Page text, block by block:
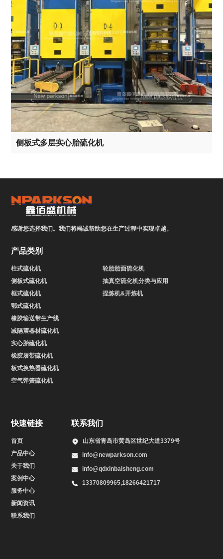
侧板式多层实心胎硫化机
感谢您选择我们。我们将竭诚帮助您在生产过程中实现卓越。
产品类别
柱式硫化机
侧板式硫化机
框式硫化机
鄂式硫化机
橡胶输送带生产线
减隔震器材硫化机
实心胎硫化机
橡胶履带硫化机
板式换热器硫化机
空气弹簧硫化机
轮胎胎面硫化机
抽真空硫化机分类与应用
捏炼机&开炼机
快速链接
首页
产品中心
关于我们
案例中心
服务中心
新闻资讯
联系我们
联系我们
山东省青岛市黄岛区世纪大道3379号
info@newparkson.com
info@qdxinbaisheng.com
13370809965,18266421717